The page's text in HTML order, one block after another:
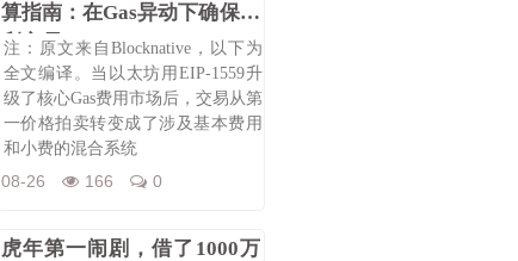
算指南：在Gas异动下确保顺
利交易
注：原文来自Blocknative，以下为
全文编译。当以太坊用EIP-1559升
级了核心Gas费用市场后，交易从第
一价格拍卖转变成了涉及基本费用
和小费的混合系统
08-26 166 0
虎年第一闹剧，借了1000万